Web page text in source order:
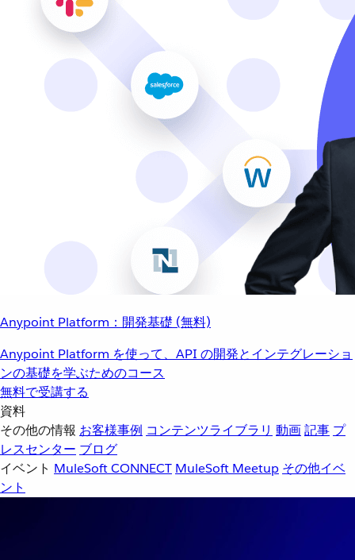
Anypoint Platform：開発基礎 (無料)
Anypoint Platform を使って、API の開発とインテグレーショ
ンの基礎を学ぶためのコース
無料で受講する
資料
その他の情報 お客様事例 コンテンツライブラリ 動画記事 プ
レスセンター ブログ
イベント MuleSoft CONNECT MuleSoft Meetup その他イベ
ント